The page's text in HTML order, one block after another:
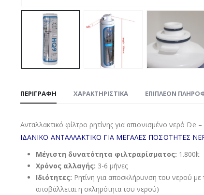
ΠΕΡΙΓΡΑΦΉ ΧΑΡΑΚΤΗΡΙΣΤΙΚΑ ΕΠΙΠΛΈΟΝ
Ανταλλακτικό φίλτρο ρητίνης για απιονισμένο νερό
ΙΔΑΝΙΚΟ ΑΝΤΑΛΛΑΚΤΙΚΟ ΓΙΑ ΜΕΓΑΛΕΣ ΠΟΣΟΤΗΤΕΣ
Μέγιστη δυνατότητα φιλτραρίσματος: 1.800lt
Χρόνος αλλαγής: 3-6 μήνες
Ιδιότητες: Ρητίνη για αποσκλήρυνση του νερού με
αποβάλλεται η σκληρότητα του νερού)